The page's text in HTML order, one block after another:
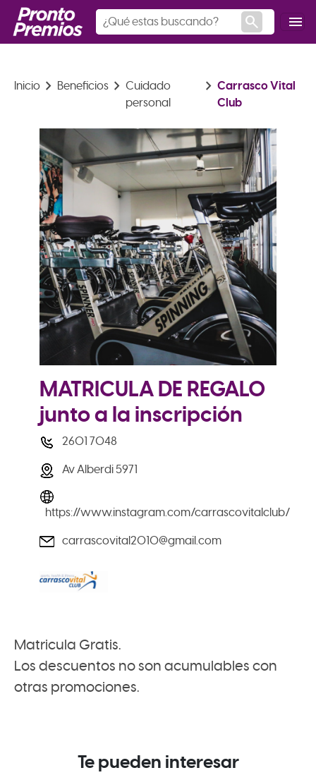
search menu
Iniciokeyboard_arrow_right Beneficioskeyboard_arrow_right Cuidado
personal
keyboard_arrow_right Carrasco Vital
Club
MATRICULA DE REGALO
junto a la inscripción
2601 7048
Av Alberdi 5971
https://www.instagram.com/carrascovitalclub/
carrascovital2010@gmail.com
Matricula Gratis.
Los descuentos no son acumulables con
otras promociones.
Te pueden interesar